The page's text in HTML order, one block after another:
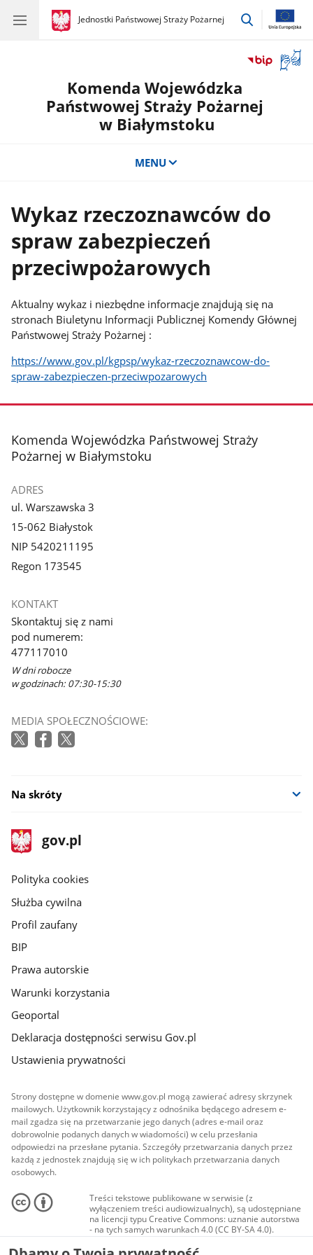
gov.pl
Jednostki Państwowej Straży Pożarnej
gov.pl
Jednostki
przejdź
okno
Komenda Wojewódzka
Państwowej Straży Pożarnej
w Białymstoku
MENU
Wykaz rzeczoznawców do
spraw zabezpieczeń
przeciwpożarowych
Aktualny wykaz i niezbędne informacje znajdują się na
stronach Biuletynu Informacji Publicznej Komendy Głównej
Państwowej Straży Pożarnej :
https://www.gov.pl/kgpsp/wykaz-rzeczoznawcow-do-
spraw-zabezpieczen-przeciwpozarowych
stopka
Komenda Wojewódzka Państwowej Straży
Pożarnej w Białymstoku
ADRES
ul. Warszawska 3
15-062 Białystok
NIP 5420211195
Regon 173545
KONTAKT
Skontaktuj się z nami
pod numerem:
477117010
W dni robocze
w godzinach: 07:30-15:30
MEDIA SPOŁECZNOŚCIOWE:
Na skróty
stopka
gov.pl
Strona
gov.pl
gov.pl
Polityka cookies
Służba cywilna
Profil zaufany
BIP
Prawa autorskie
Warunki korzystania
Geoportal
Deklaracja dostępności serwisu Gov.pl
Ustawienia prywatności
Strony dostępne w domenie www.gov.pl mogą zawierać adresy skrzynek
mailowych. Użytkownik korzystający z odnośnika będącego adresem e-
mail zgadza się na przetwarzanie jego danych (adres e-mail oraz
dobrowolnie podanych danych w wiadomości) w celu przesłania
odpowiedzi na przesłane pytania. Szczegóły przetwarzania danych przez
każdą z jednostek znajdują się w ich politykach przetwarzania danych
osobowych.
Treści tekstowe publikowane w serwisie (z
wyłączeniem treści audiowizualnych), są udostępniane
na licencji typu Creative Commons: uznanie autorstwa
- na tych samych warunkach 4.0 (CC BY-SA 4.0).
Materiały audiowizualne, w tym zdjęcia, materiały
audio i wideo, są udostępniane na licencji typu